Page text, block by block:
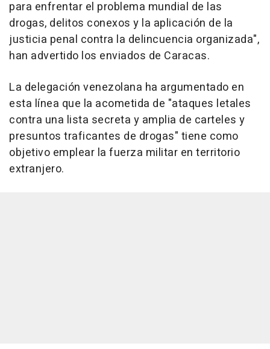
para enfrentar el problema mundial de las
drogas, delitos conexos y la aplicación de la
justicia penal contra la delincuencia organizada",
han advertido los enviados de Caracas.
La delegación venezolana ha argumentado en
esta línea que la acometida de "ataques letales
contra una lista secreta y amplia de carteles y
presuntos traficantes de drogas" tiene como
objetivo emplear la fuerza militar en territorio
extranjero.